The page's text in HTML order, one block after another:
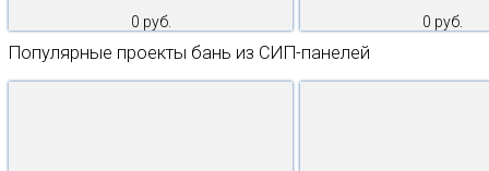
0 руб.
0 руб.
Популярные проекты бань из СИП-панелей